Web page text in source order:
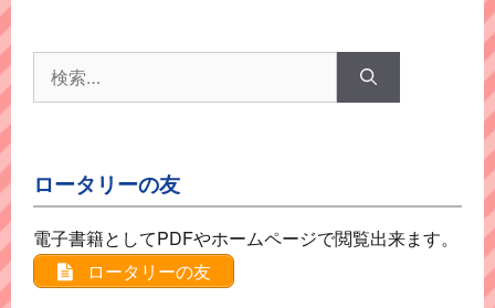
索:
ロータリーの友
電子書籍としてPDFやホームページで閲覧出来ます。
ロータリーの友